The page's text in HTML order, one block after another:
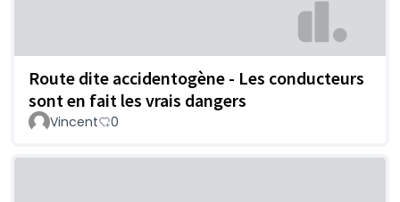
Route dite accidentogène - Les conducteurs
sont en fait les vrais dangers
Vincent 0